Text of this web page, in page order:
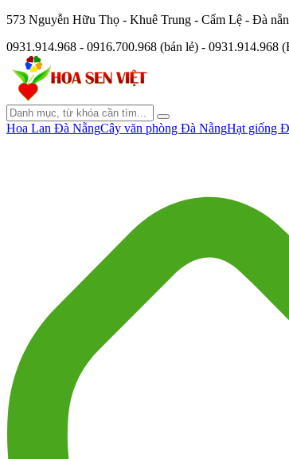
573 Nguyễn Hữu Thọ - Khuê Trung - Cẩm Lệ - Đà
0931.914.968 - 0916.700.968 (bán lẻ) -
Hoa Lan Đà NẵngCây văn phòng Đà NẵngHạt giống